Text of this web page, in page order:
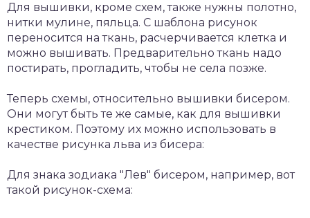
Для вышивки, кроме схем, также нужны полотно,
нитки мулине, пяльца. С шаблона рисунок
переносится на ткань, расчерчивается клетка и
можно вышивать. Предварительно ткань надо
постирать, прогладить, чтобы не села позже.
Теперь схемы, относительно вышивки бисером.
Они могут быть те же самые, как для вышивки
крестиком. Поэтому их можно использовать в
качестве рисунка льва из бисера:
Для знака зодиака "Лев" бисером, например, вот
такой рисунок-схема: